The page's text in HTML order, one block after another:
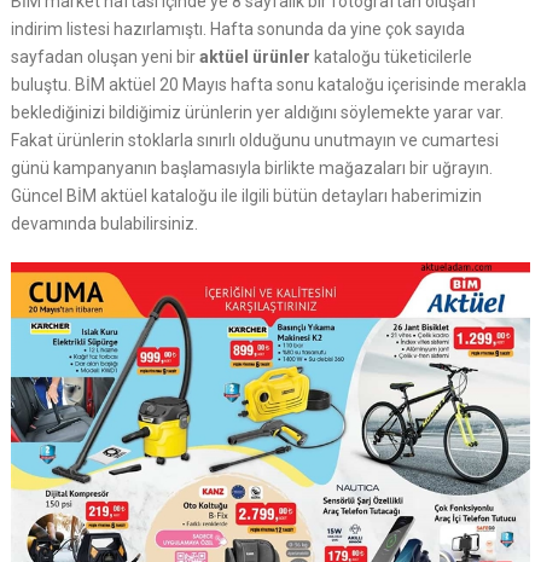
indirim listesi hazırlamıştı. Hafta sonunda da yine çok sayıda
sayfadan oluşan yeni biraktüel ürünler kataloğu tüketicilerle
buluştu. BİM aktüel 20 Mayıs hafta sonu kataloğu içerisinde merakla
beklediğinizi bildiğimiz ürünlerin yer aldığını söylemekte yarar var.
Fakat ürünlerin stoklarla sınırlı olduğunu unutmayın ve cumartesi
günü kampanyanın başlamasıyla birlikte mağazaları bir uğrayın.
Güncel BİM aktüel kataloğu ile ilgili bütün detayları haberimizin
devamında bulabilirsiniz.